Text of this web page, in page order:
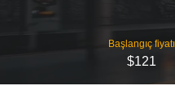
Başlangıç ​​fiyatı
$121